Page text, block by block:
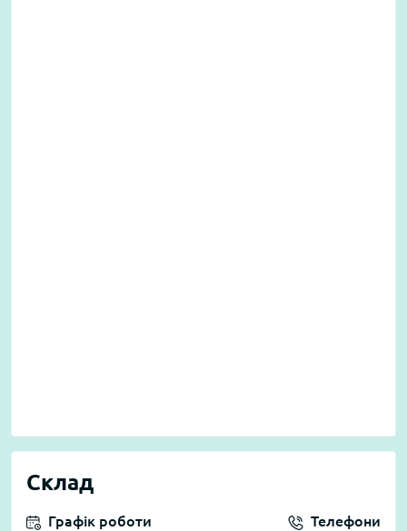
Склад
Графік роботи Телефони